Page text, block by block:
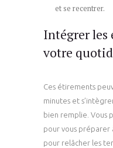
et se recentrer.
Intégrer les
votre
Ces étirements
minutes et
bien remplie. Vous
pour vous préparer
pour relâcher les